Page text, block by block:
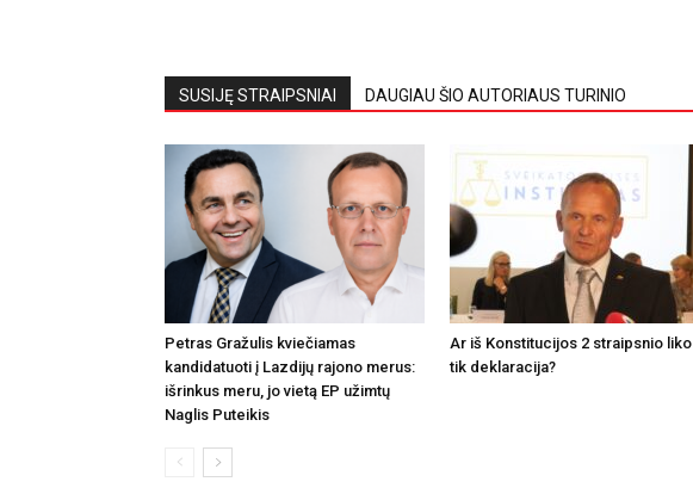
SUSIJĘ STRAIPSNIAI DAUGIAU ŠIO AUTORIAUS TURINIO
Petras Gražulis kviečiamas
kandidatuoti į Lazdijų rajono merus:
išrinkus meru, jo vietą EP užimtų
Naglis Puteikis
Ar iš Konstitucijos 2 straipsnio liko
tik deklaracija?